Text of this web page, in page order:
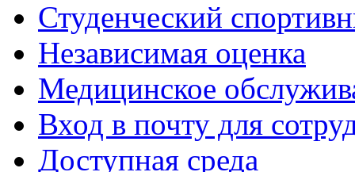
Студенческий
Независимая оценка
Медицинское
Вход в почту для
Доступная среда